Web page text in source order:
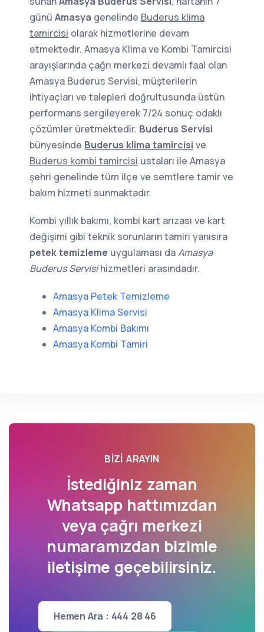
günü Amasya genelinde Buderus klima
tamircisi olarak hizmetlerine devam
etmektedir. Amasya Klima ve Kombi Tamircisi
arayışlarında çağrı merkezi devamlı faal olan
Amasya Buderus Servisi, müşterilerin
ihtiyaçları ve talepleri doğrultusunda üstün
performans sergileyerek 7/24 sonuç odaklı
çözümler üretmektedir. Buderus Servisi
bünyesinde Buderus klima tamircisi ve
Buderus kombi tamircisi ustaları ile Amasya
şehri genelinde tüm ilçe ve semtlere tamir ve
bakım hizmeti sunmaktadır.
Kombi yıllık bakımı, kombi kart arızası ve kart
değişimi gibi teknik sorunların tamiri yanısıra
petek temizleme uygulaması daAmasya
Buderus Servisihizmetleri arasındadır.
Amasya Petek Temizleme
Amasya Klima Servisi
Amasya Kombi Bakımı
Amasya Kombi Tamiri
BIZI ARAYIN
İstediğiniz zaman
Whatsapp hattımızdan
veya çağrı merkezi
numaramızdan bizimle
iletişime geçebilirsiniz.
Hemen Ara : 444 28 46